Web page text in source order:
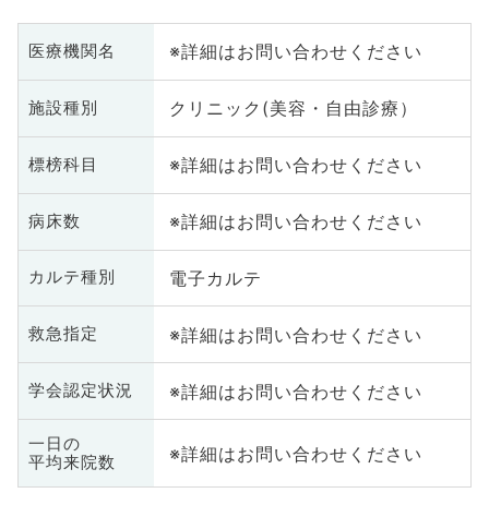
医療機関名 ※詳細はお問い合わせください
施設種別 クリニック(美容・自由診療）
標榜科目 ※詳細はお問い合わせください
病床数 ※詳細はお問い合わせください
カルテ種別 電子カルテ
救急指定 ※詳細はお問い合わせください
学会認定状況 ※詳細はお問い合わせください
一日の
平均来院数
※詳細はお問い合わせください